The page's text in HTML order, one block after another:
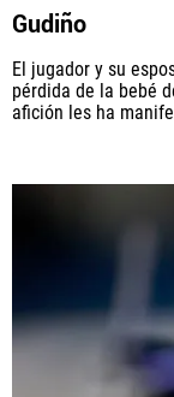
Gudiño
El jugador y su
pérdida de la bebé
afición les ha